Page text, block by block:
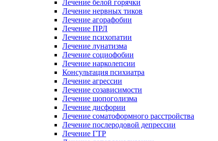
Лечение белой горячки
Лечение нервных тиков
Лечение агорафобии
Лечение ПРЛ
Лечение психопатии
Лечение лунатизма
Лечение социофобии
Лечение нарколепсии
Консультация психиатра
Лечение агрессии
Лечение созависимости
Лечение шопоголизма
Лечение дисфории
Лечение соматоформного расстройства
Лечение послеродовой депрессии
Лечение ГТР